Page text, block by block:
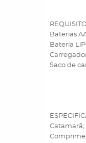
Baterias
Bateria
Saco de
Catamarã;